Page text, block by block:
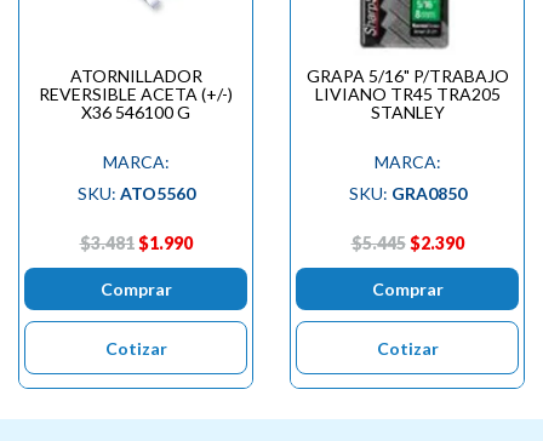
ATORNILLADOR
REVERSIBLE ACETA (+/-)
X36 546100 G
MARCA:
SKU: ATO5560
$3.481 $1.990
Comprar
Cotizar
GRAPA 5/16" P/TRABAJO
LIVIANO TR45 TRA205
STANLEY
MARCA:
SKU: GRA0850
$5.445 $2.390
Comprar
Cotizar